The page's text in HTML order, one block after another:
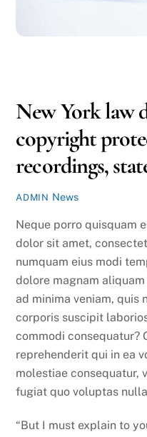
New York law
copyright
recordings,
ADMIN News
Neque porro quisquam
dolor sit amet,
numquam eius modi
dolore magnam
ad minima veniam, quis
corporis suscipit
commodi consequatur?
reprehenderit qui in ea
molestiae consequatur,
fugiat quo voluptas
“But I must explain to